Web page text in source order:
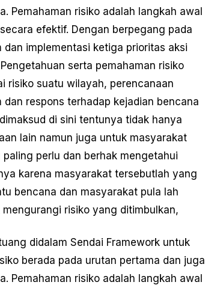
Pemahaman risiko adalah langkah awal
efektif. Dengan berpegang pada
implementasi ketiga prioritas aksi
serta pemahaman risiko
risiko suatu wilayah, perencanaan
respons terhadap kejadian bencana
di sini tentunya tidak hanya
lain namun juga untuk masyarakat
perlu dan berhak mengetahui
karena masyarakat tersebutlah yang
bencana dan masyarakat pula lah
risiko yang ditimbulkan,
didalam Sendai Framework untuk
berada pada urutan pertama dan juga
Pemahaman risiko adalah langkah awal